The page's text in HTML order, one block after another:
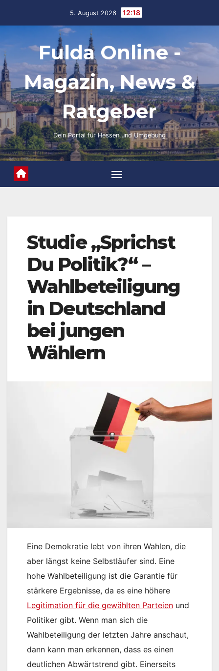
5. August 2026 12:18
Fulda Online -
Magazin, News &
Ratgeber
Dein Portal für Hessen und Umgebung
Studie „Sprichst
Du Politik?“ –
Wahlbeteiligung
in Deutschland
bei jungen
Wählern
Eine Demokratie lebt von ihren Wahlen, die
aber längst keine Selbstläufer sind. Eine
hohe Wahlbeteiligung ist die Garantie für
stärkere Ergebnisse, da es eine höhere
Legitimation für die gewählten Parteien und
Politiker gibt. Wenn man sich die
Wahlbeteiligung der letzten Jahre anschaut,
dann kann man erkennen, dass es einen
deutlichen Abwärtstrend gibt. Einerseits